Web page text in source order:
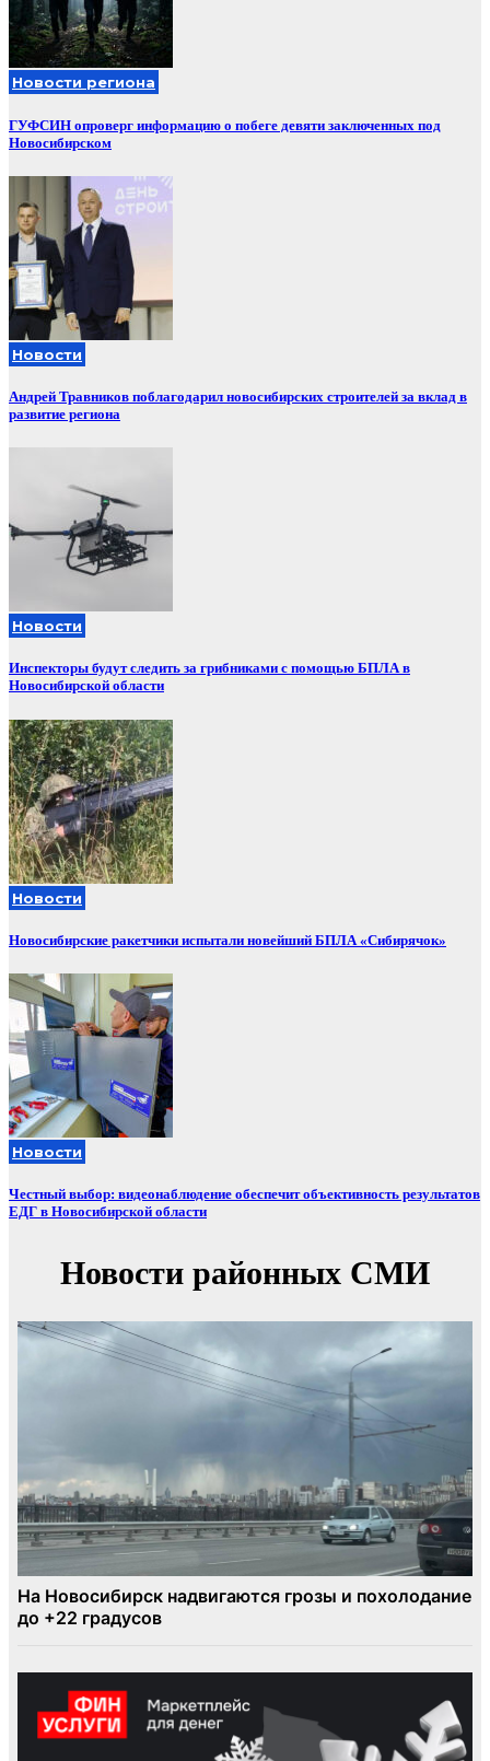
Новости региона
ГУФСИН опроверг информацию о побеге девяти заключенных под
Новосибирском
Новости
Андрей Травников поблагодарил новосибирских строителей за вклад в
развитие региона
Новости
Инспекторы будут следить за грибниками с помощью БПЛА в
Новосибирской области
Новости
Новосибирские ракетчики испытали новейший БПЛА «Сибирячок»
Новости
Честный выбор: видеонаблюдение обеспечит объективность результатов
ЕДГ в Новосибирской области